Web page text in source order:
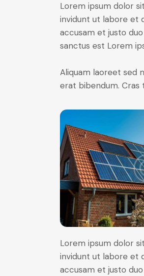
Lorem ipsum dolor
invidunt ut labore et
accusam et justo
sanctus est Lorem
Aliquam laoreet sed
erat bibendum. Cras
Lorem ipsum dolor
invidunt ut labore et
accusam et justo